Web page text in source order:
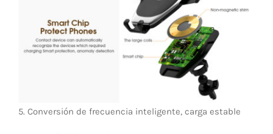
5. Conversión de frecuencia inteligente, carga estable